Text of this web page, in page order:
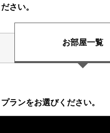
さい。
お部屋一覧
ランをお選びください。